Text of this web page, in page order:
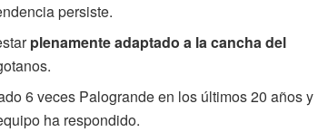
persiste.
plenamente adaptado a la cancha del
6 veces Palogrande en los últimos 20 años y
ha respondido.